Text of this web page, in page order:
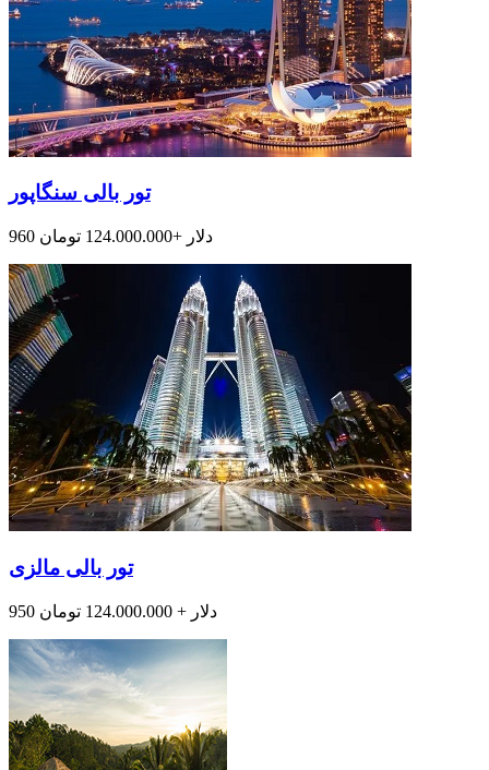
تور بالی سنگاپور
960 دلار +124.000.000 تومان
تور بالی مالزی
950 دلار + 124.000.000 تومان